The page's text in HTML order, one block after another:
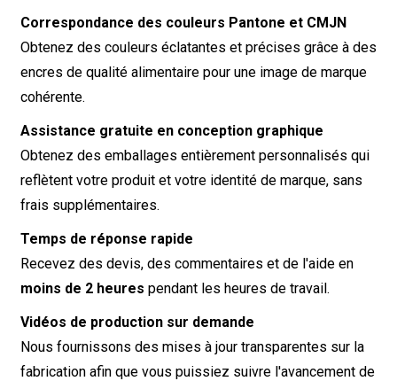
Correspondance des couleurs Pantone et CMJN
Obtenez des couleurs éclatantes et précises grâce à des
encres de qualité alimentaire pour une image de marque
cohérente.
Assistance gratuite en conception graphique
Obtenez des emballages entièrement personnalisés qui
reflètent votre produit et votre identité de marque, sans
frais supplémentaires.
Temps de réponse rapide
Recevez des devis, des commentaires et de l'aide en
moins de 2 heures pendant les heures de travail.
Vidéos de production sur demande
Nous fournissons des mises à jour transparentes sur la
fabrication afin que vous puissiez suivre l'avancement de